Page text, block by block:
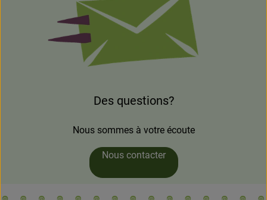
Des questions?
Nous sommes à votre écoute
Nous contacter